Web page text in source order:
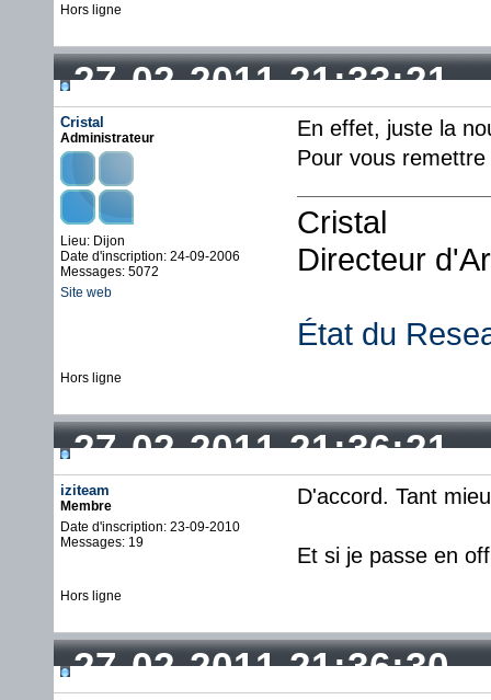
Hors ligne
27-02-2011 21:33:21
Cristal
Administrateur
Lieu: Dijon
Date d'inscription: 24-09-2006
Messages: 5072
Site web
En effet, juste la
Pour vous
Cristal
Directeur
État du
Hors ligne
27-02-2011 21:36:21
iziteam
Membre
Date d'inscription: 23-09-2010
Messages: 19
D'accord. Tant
Et si je passe en
Hors ligne
27-02-2011 21:36:30